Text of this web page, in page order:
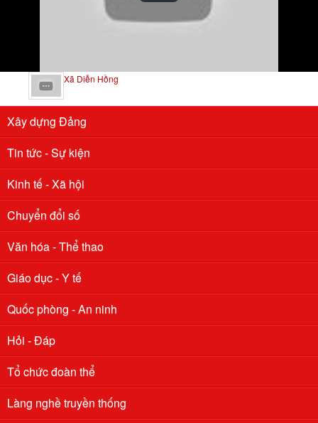
Xã Diễn Hồng
Xây dựng Đảng
Tin tức - Sự kiện
Kinh tế - Xã hội
Chuyển đổi số
Văn hóa - Thể thao
Giáo dục - Y tế
Quốc phòng - An ninh
Hỏi - Đáp
Tổ chức đoàn thể
Làng nghề truyền thống